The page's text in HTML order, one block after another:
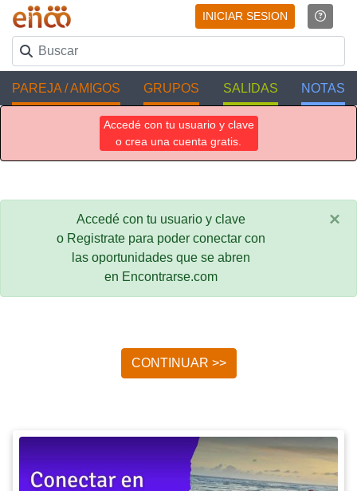
INICIAR SESION
PAREJA / AMIGOS GRUPOS SALIDAS NOTAS
Accedé con tu usuario y clave
o crea una cuenta gratis.
Accedé con tu usuario y clave
o Registrate para poder conectar con
las oportunidades que se abren
en Encontrarse.com
×
CONTINUAR >>